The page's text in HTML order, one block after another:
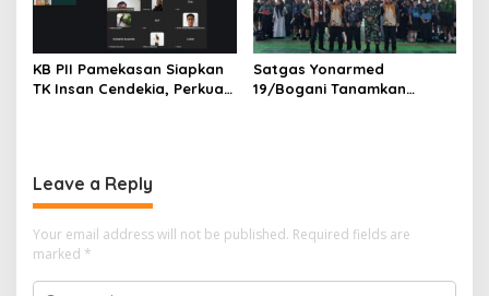
KB PII Pamekasan Siapkan
TK Insan Cendekia, Perkuat
Satgas Yonarmed
19/Bogani Tanamkan
Leave a Reply
Your email address will not be published. Required fields are
marked *